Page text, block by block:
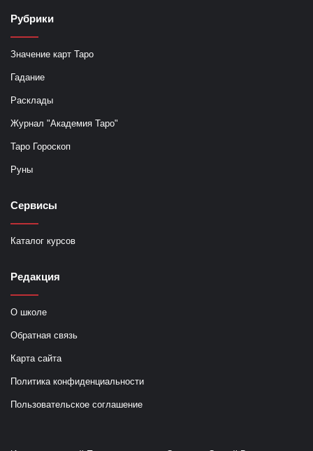
Рубрики
Значение карт Таро
Гадание
Расклады
Журнал "Академия Таро"
Таро Гороскоп
Руны
Сервисы
Каталог курсов
Редакция
О школе
Обратная связь
Карта сайта
Политика конфиденциальности
Пользовательское соглашение